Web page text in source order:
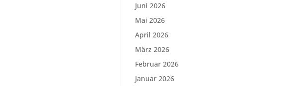
Juni 2026
Mai 2026
April 2026
März 2026
Februar 2026
Januar 2026